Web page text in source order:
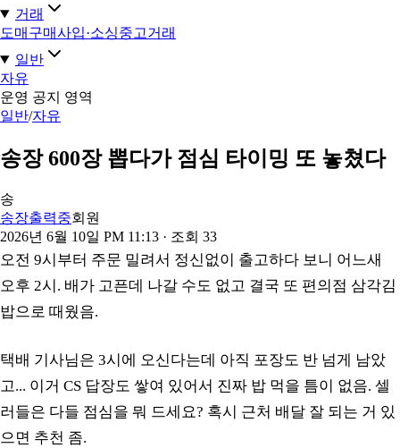
거래
도매구매사입·소싱중고거래
일반
자유
운영 공지 영역
일반/자유
송장 600장 뽑다가 점심 타이밍 또 놓쳤다
송
송장출력중회원
2026년 6월 10일 PM 11:13 · 조회 33
오전 9시부터 주문 밀려서 정신없이 출고하다 보니 어느새
오후 2시. 배가 고픈데 나갈 수도 없고 결국 또 편의점 삼각김
밥으로 때웠음.
택배 기사님은 3시에 오신다는데 아직 포장도 반 넘게 남았
고... 이거 CS 답장도 쌓여 있어서 진짜 밥 먹을 틈이 없음. 셀
러들은 다들 점심을 뭐 드세요? 혹시 근처 배달 잘 되는 거 있
으면 추천 좀.